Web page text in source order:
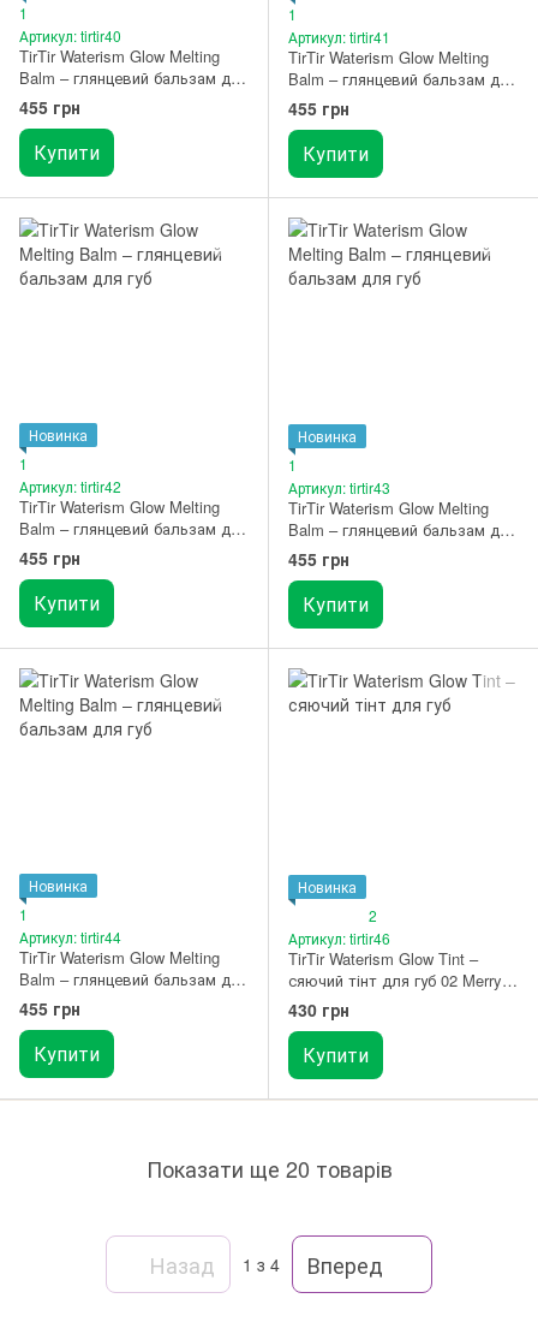
1
Артикул: tirtir40
TirTir Waterism Glow Melting
Balm – глянцевий бальзам для
губ 04 Fig Peach
455 грн
Купити
1
Артикул: tirtir41
TirTir Waterism Glow Melting
Balm – глянцевий бальзам для
губ 05 Scotch Shot
455 грн
Купити
Новинка
1
Артикул: tirtir42
TirTir Waterism Glow Melting
Balm – глянцевий бальзам для
губ 06 Honey Nut
455 грн
Купити
Новинка
1
Артикул: tirtir43
TirTir Waterism Glow Melting
Balm – глянцевий бальзам для
губ 07 Cassis Plum
455 грн
Купити
Новинка
1
Артикул: tirtir44
TirTir Waterism Glow Melting
Balm – глянцевий бальзам для
губ 08 Summer Pumpkin
455 грн
Купити
Новинка
2
Артикул: tirtir46
TirTir Waterism Glow Tint –
сяючий тінт для губ 02 Merry
Coral
430 грн
Купити
Показати ще 20 товарів
Назад 1 з 4 Вперед